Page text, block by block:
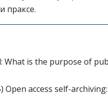
праксе.
What is the purpose of
Open access self-